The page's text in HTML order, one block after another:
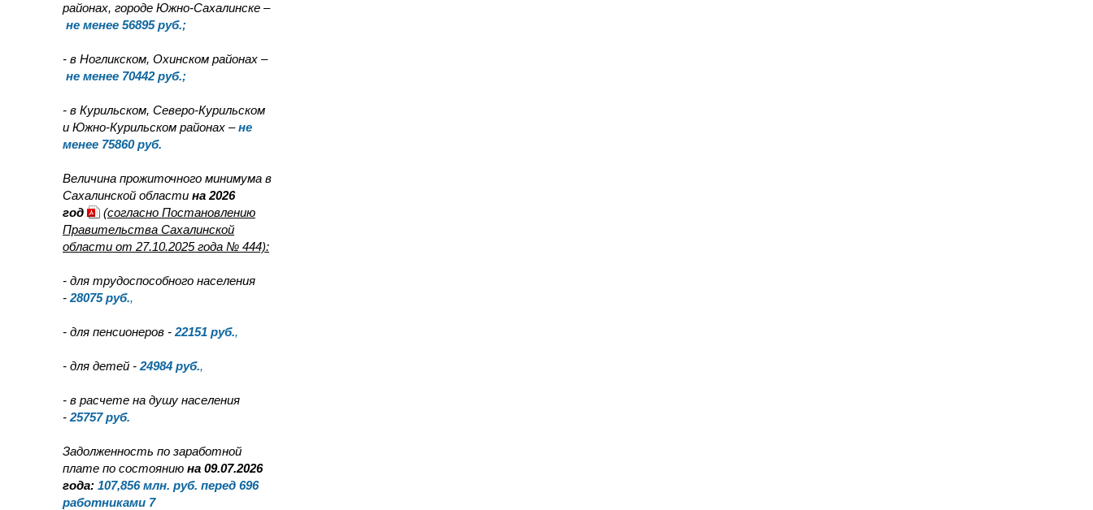
районах, городе Южно-Сахалинске –
не менее 56895 руб.;
- в Ногликском, Охинском районах –
не менее 70442 руб.;
- в Курильском, Северо-Курильском
и Южно-Курильском районах – не
менее 75860 руб.
Величина прожиточного минимума в
Сахалинской области на 2026
год
(согласно Постановлению
Правительства Сахалинской
области от 27.10.2025 года № 444):
- для трудоспособного населения
- 28075руб.,
- для пенсионеров - 22151 руб.,
- для детей - 24984 руб.,
- в расчете на душу населения
- 25757 руб.
Задолженность по заработной
плате по состоянию на 09.07.2026
года: 107,856 млн. руб. перед 696
работниками 7